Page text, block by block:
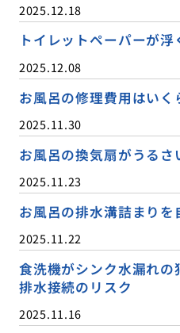
2025.12.18
トイレットペーパーが
2025.12.08
お風呂の修理費用はい
2025.11.30
お風呂の換気扇がうる
2025.11.23
お風呂の排水溝詰まり
2025.11.22
食洗機がシンク水漏れ
排水接続のリスク
2025.11.16